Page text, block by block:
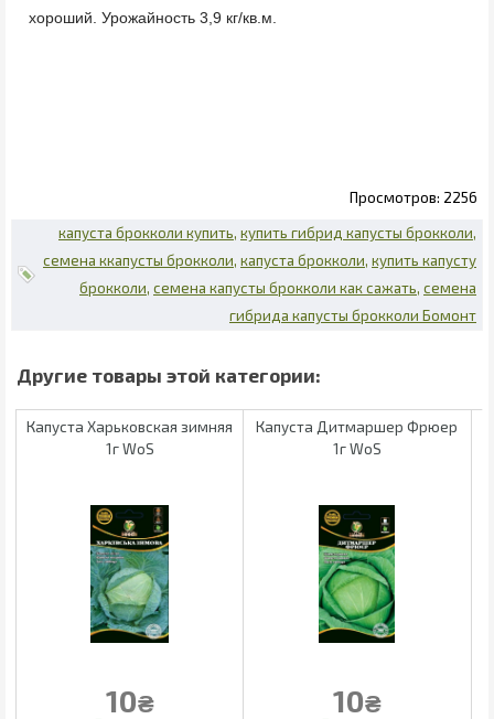
хороший. Урожайность 3,9 кг/кв.м.
2256
капуста брокколи купить купить гибрид капусты брокколи
семена ккапусты брокколи капуста брокколи купить капусту
брокколи семена капусты брокколи как сажать семена
гибрида капусты брокколи Бомонт
Капуста Харьковская зимняя
1г WoS
10₴
Капуста Дитмаршер Фрюер
1г WoS
10₴